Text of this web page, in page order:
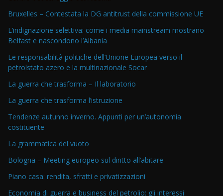
Bruxelles – Contestata la DG antitrust della commissione UE
L’indignazione selettiva: come i media mainstream mostrano
Belfast e nascondono l’Albania
Le responsabilità politiche dell’Unione Europea verso il
petrolstato azero e la multinazionale Socar
La guerra che trasforma – Il laboratorio
La guerra che trasforma l’istruzione
Tendenze autunno inverno. Appunti per un’autonomia
costituente
La grammatica del vuoto
Bologna – Meeting europeo sul diritto all’abitare
Piano casa: rendita, sfratti e privatizzazioni
Economia di guerra e business del petrolio: gli interessi